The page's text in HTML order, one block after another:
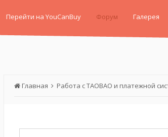
Перейти на YouCanBuy Форум Галерея
Главная Работа с TAOBAO и платежной